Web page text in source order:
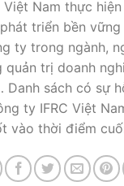
Tag: Tin tức